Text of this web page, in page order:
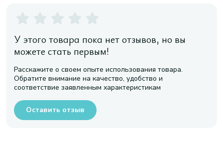
У этого товара пока нет отзывов, но вы
можете стать первым!
Расскажите о своем опыте использования товара.
Обратите внимание на качество, удобство и
соответствие заявленным характеристикам
Оставить отзыв